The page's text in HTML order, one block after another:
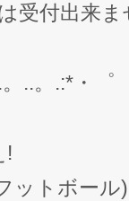
受付出来
..。.:*・
!
ットボール